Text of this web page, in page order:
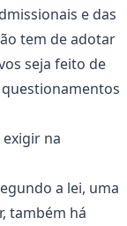
e das
tem de adotar
seja feito de
na
a lei, uma
também há